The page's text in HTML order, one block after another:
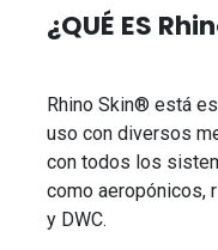
¿QUÉ ES
Rhino Skin® está
uso con diversos
con todos los
como aeropónicos,
y DWC.